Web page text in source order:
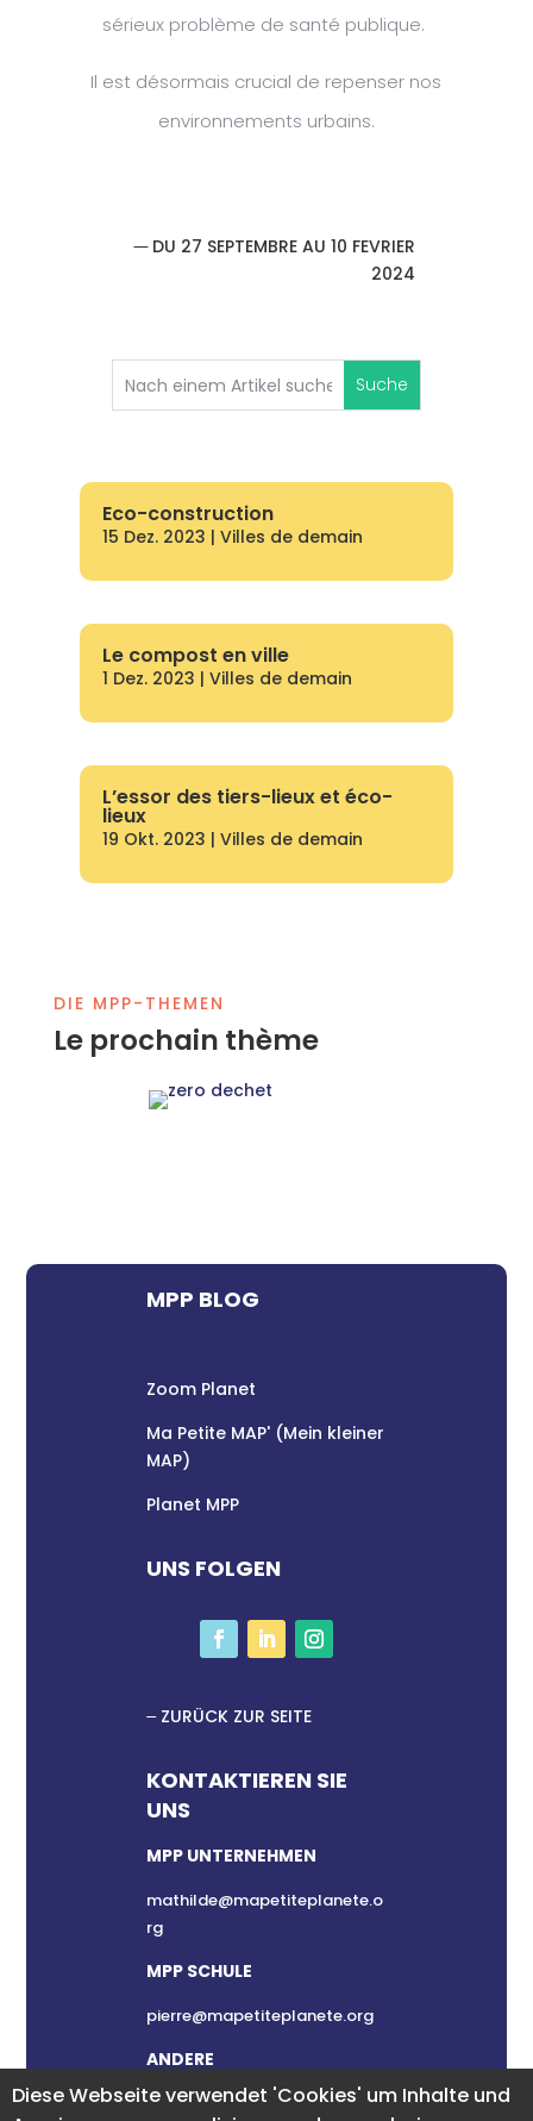
sérieux problème de santé publique.
Il est désormais crucial de repenser nos
environnements urbains.
DU 27 SEPTEMBRE AU 10 FEVRIER
2024
Eco-construction
15 Dez. 2023 |Villes de demain
Le compost en ville
1 Dez. 2023 |Villes de demain
L’essor des tiers-lieux et éco-
lieux
19 Okt. 2023 |Villes de demain
DIE MPP-THEMEN
Le prochain thème
MPP BLOG
Zoom Planet
Ma Petite MAP' (Mein kleiner
MAP)
Planet MPP
UNS FOLGEN
ZURÜCK ZUR SEITE
KONTAKTIEREN SIE
UNS
MPP UNTERNEHMEN
mathilde@mapetiteplanete.o
rg
MPP SCHULE
pierre@mapetiteplanete.org
ANDERE
clement@mapetiteplanete.or
Diese Webseite verwendet 'Cookies' um Inhalte und